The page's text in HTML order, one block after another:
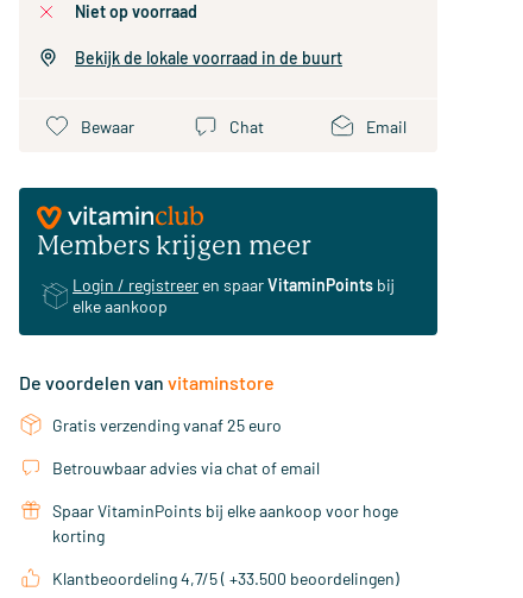
niet op voorraad
Bekijk de lokale voorraad in de buurt
Bewaar Chat Email
Members krijgen meer
Login / registreer en spaarVitaminPoints bij
elke aankoop
De voordelen van vitaminstore
Gratis verzending vanaf 25 euro
Betrouwbaar advies via chat of email
Spaar VitaminPoints bij elke aankoop voor hoge
korting
Klantbeoordeling 4,7/5 ( +33.500 beoordelingen)